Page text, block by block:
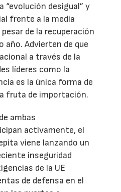
“evolución desigual” y
frente a la media
de la recuperación
año. Advierten de que
a través de la
líderes como la
es la única forma de
fruta de importación.
ambas
activamente, el
viene lanzando un
inseguridad
de la UE
de defensa en el